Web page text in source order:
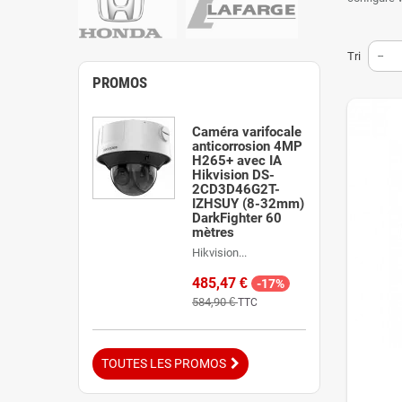
Ce
proches,
Vous
caméra
Pour
Ce
et
Tri --
PROMOS
Caméra varifocale
anticorrosion 4MP
H265+ avec IA
Hikvision DS-
2CD3D46G2T-
IZHSUY (8-32mm)
DarkFighter 60
mètres
Hikvision...
485,47 € -17%
584,90 €TTC
TOUTES LES PROMOS